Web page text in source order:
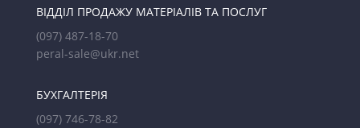
ВІДДІЛ ПРОДАЖУ МАТЕРІАЛІВ ТА ПОСЛУГ
(097) 487-18-70
peral-sale@ukr.net
БУХГАЛТЕРІЯ
(097) 746-78-82